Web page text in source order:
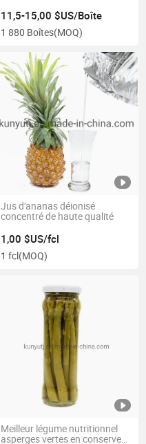
11,5-15,00 $US/Boîte
1 880 Boîtes(MOQ)
Jus d'ananas déionisé
concentré de haute qualité
1,00 $US/fcl
1 fcl(MOQ)
Meilleur légume nutritionnel
asperges vertes en conserve